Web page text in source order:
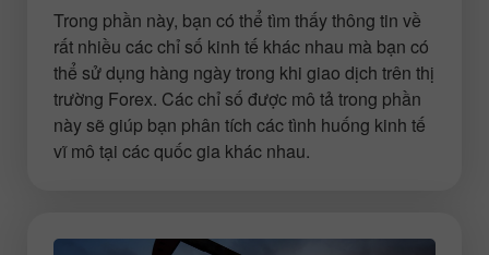
Trong phần này, bạn có thể tìm thấy thông tin về
rất nhiều các chỉ số kinh tế khác nhau mà bạn có
thể sử dụng hàng ngày trong khi giao dịch trên thị
trường Forex. Các chỉ số được mô tả trong phần
này sẽ giúp bạn phân tích các tình huống kinh tế
vĩ mô tại các quốc gia khác nhau.